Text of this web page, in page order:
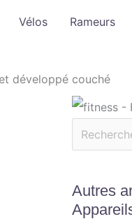
Vélos
Rameurs
développé couché
Autres